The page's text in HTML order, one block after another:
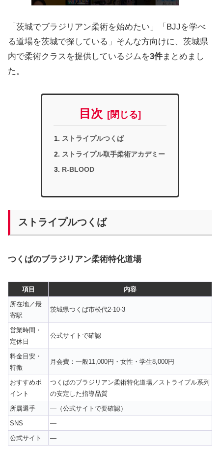
「茨城でブラジリアン柔術を始めたい」「BJJを学べ
る道場を茨城で探している」そんな方向けに、茨城県
内で柔術クラスを提供しているジムを3件まとめまし
た。
目次
ストライプルつくば
ストライプル取手柔術アカデミー
R-BLOOD
ストライプルつくば
つくばのブラジリアン柔術特化道場
項目
内容
所在地／最
寄駅
茨城県つくば市松代2-10-3
営業時間・
定休日
公式サイトで確認
料金目安・
特徴
月会費：一般11,000円・女性・学生8,000円
おすすめポ
イント
つくばのブラジリアン柔術特化道場／ストライプル系列
の安定した指導品質
所属選手
—（公式サイトで要確認）
SNS
—
公式サイト
—